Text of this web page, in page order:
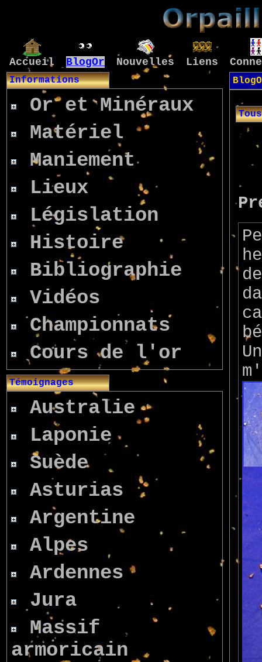
Accueil BlogOr Nouvelles Liens
Informations
Or et Minéraux
Matériel
Maniement
Lieux
Législation
Histoire
Bibliographie
Vidéos
Championnats
Cours de l'or
Témoignages
Australie
Laponie
Suède
Asturias
Argentine
Alpes
Ardennes
Jura
Massif
armoricain